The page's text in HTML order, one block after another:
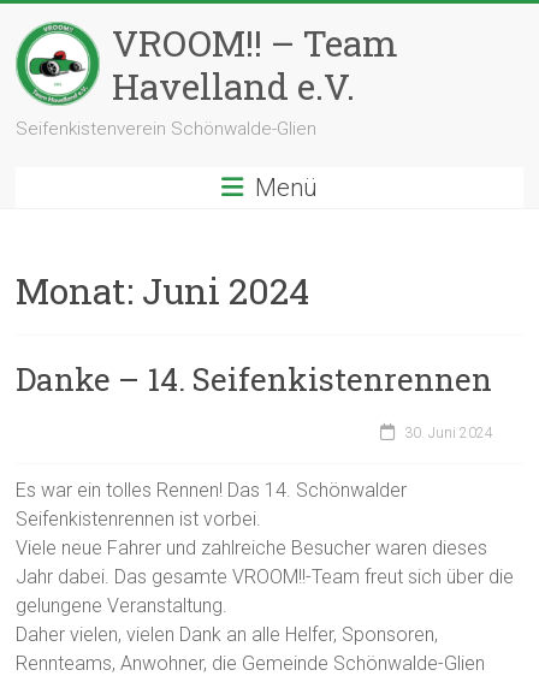
Inhalt
springen
VROOM!! – Team
Havelland e.V.
Seifenkistenverein Schönwalde-Glien
Menü
Monat: Juni 2024
Danke – 14. Seifenkistenrennen
30. Juni 2024
Es war ein tolles Rennen! Das 14. Schönwalder
Seifenkistenrennen ist vorbei.
Viele neue Fahrer und zahlreiche Besucher waren dieses
Jahr dabei. Das gesamte VROOM!!-Team freut sich über die
gelungene Veranstaltung.
Daher vielen, vielen Dank an alle Helfer, Sponsoren,
Rennteams, Anwohner, die Gemeinde Schönwalde-Glien